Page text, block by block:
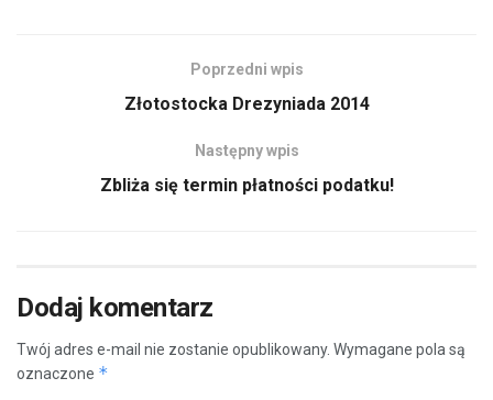
Poprzedni wpis
Złotostocka Drezyniada 2014
Następny wpis
Zbliża się termin płatności podatku!
Dodaj komentarz
Twój adres e-mail nie zostanie opublikowany. Wymagane pola są
oznaczone *